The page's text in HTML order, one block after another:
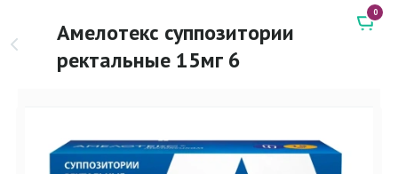
Амелотекс суппозитории
ректальные 15мг 6
0